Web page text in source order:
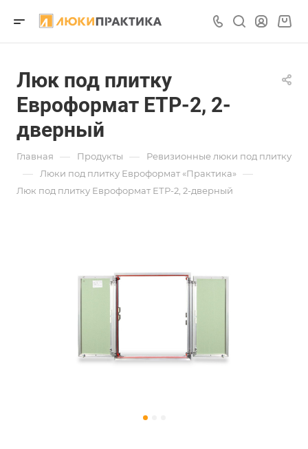
Люк под плитку
Евроформат ЕТР-2, 2-
дверный
Главная — Продукты — Ревизионные люки под плитку
— Люки под плитку Евроформат «Практика» —
Люк под плитку Евроформат ЕТР-2, 2-дверный